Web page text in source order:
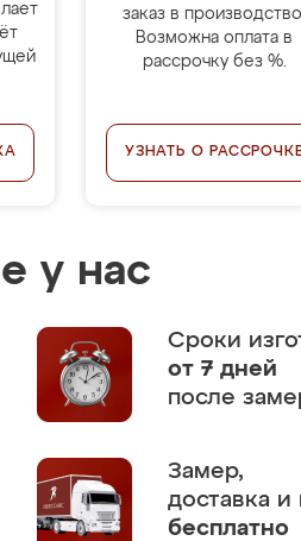
заказ в
Возможна оплата в
рассрочку без %.
УЗНАТЬ О РАССРОЧКЕ
у нас
Сроки
от 7 дней
после
Замер,
доставка
бесплатно